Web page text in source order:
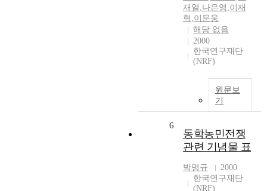
재열 ,나은영 ,이재
혁 ,이문웅
해당 없음
2000
한국연구재단
(NRF)
원문보
기
6
동학농민전쟁
관련 기념물 표
박명규
2000
한국연구재단
(NRF)